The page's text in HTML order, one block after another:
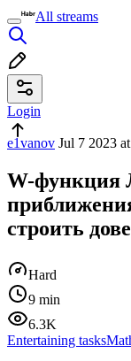
All streams
Login
e1vanov Jul 7 2023
W-функция
строить
Hard
9 min
6.3K
Entertaining tasks